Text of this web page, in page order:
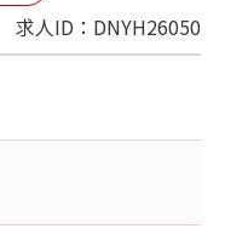
求人ID：DNYH26050